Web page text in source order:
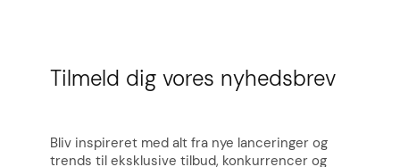
Tilmeld dig vores nyhedsbrev
Bliv inspireret med alt fra nye lanceringer og
trends til eksklusive tilbud, konkurrencer og